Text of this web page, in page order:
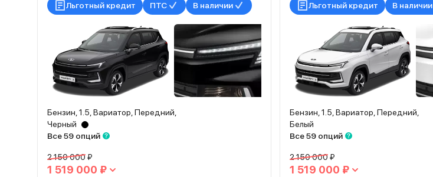
Льготный кредит ПТС В наличии
Бензин, 1.5, Вариатор, Передний,
Черный
Все 59 опций
2 150 000 ₽
1 519 000 ₽
Льготный кредит В наличии
Бензин, 1.5, Вариатор, Передний,
Белый
Все 59 опций
2 150 000 ₽
1 519 000 ₽